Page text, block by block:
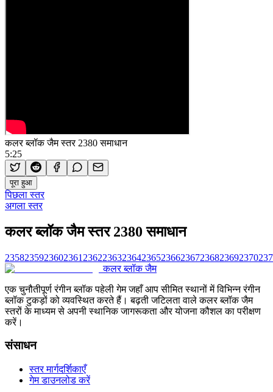
कलर ब्लॉक जैम स्तर 2380 समाधान
5:25
पूरा हुआ
पिछला स्तर
अगला स्तर
कलर ब्लॉक जैम स्तर 2380 समाधान
2358235923602361 236223632364236523662367236823692370
कलर ब्लॉक जैम
एक चुनौतीपूर्ण रंगीन ब्लॉक पहेली गेम जहाँ आप सीमित स्थानों में विभिन्न रंगीन
ब्लॉक टुकड़ों को व्यवस्थित करते हैं। बढ़ती जटिलता वाले कलर ब्लॉक जैम
स्तरों के माध्यम से अपनी स्थानिक जागरूकता और योजना कौशल का परीक्षण
करें।
संसाधन
स्तर मार्गदर्शिकाएँ
गेम डाउनलोड करें